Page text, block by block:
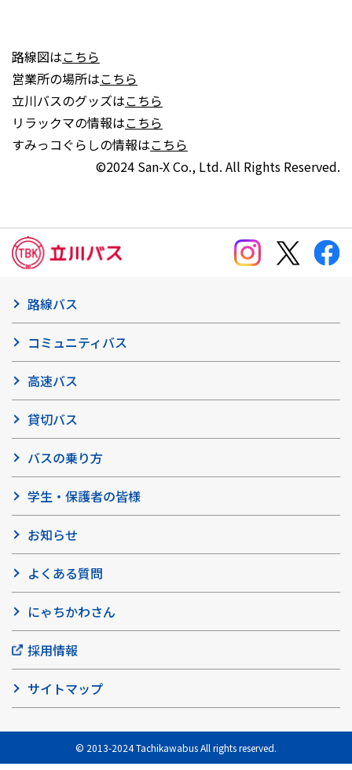
路線図はこちら
営業所の場所はこちら
立川バスのグッズはこちら
リラックマの情報はこちら
すみっコぐらしの情報はこちら
©2024 San-X Co., Ltd. All Rights Reserved.
路線バス
コミュニティバス
高速バス
貸切バス
バスの乗り方
学生・保護者の皆様
お知らせ
よくある質問
にゃちかわさん
採用情報
サイトマップ
© 2013-2024 Tachikawabus All rights reserved.